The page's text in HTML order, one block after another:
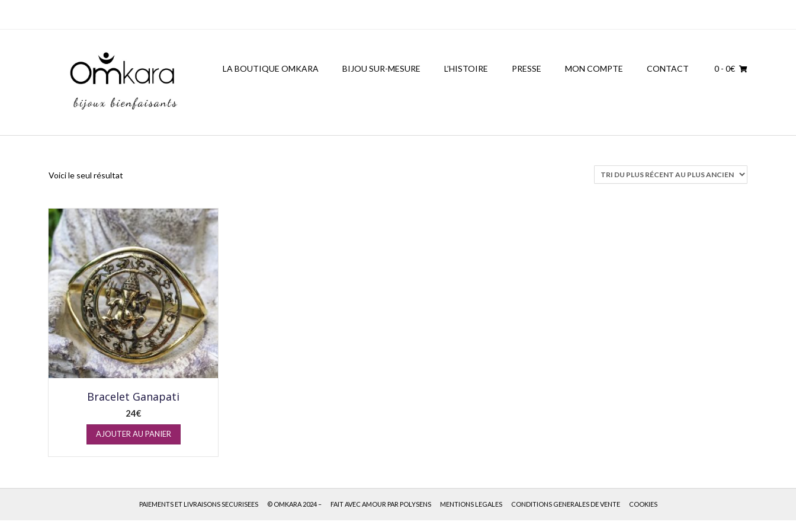
LA BOUTIQUE OMKARA BIJOU SUR-MESURE L’HISTOIRE PRESSE MON COMPTE CONTACT 0 - 0€
Voici le seul résultat
Bracelet Ganapati
24€
AJOUTER AU PANIER
PAIEMENTS ET LIVRAISONS SECURISEES © OMKARA 2024 – FAIT AVEC AMOUR PAR POLYSENS MENTIONS LEGALES CONDITIONS GENERALES DE VENTE COOKIES